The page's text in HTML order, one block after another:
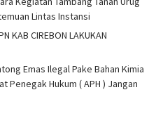
Lintas Instansi
KAB CIREBON LAKUKAN
Emas Ilegal Pake Bahan Kimia
Penegak Hukum ( APH ) Jangan